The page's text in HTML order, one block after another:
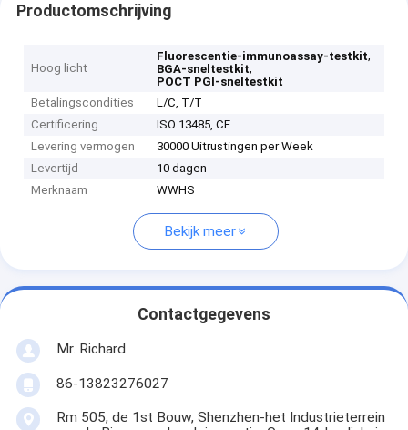
Productomschrijving
Hoog licht
Fluorescentie-immunoassay-testkit,
BGA-sneltestkit,
POCT PGI-sneltestkit
Betalingscondities
L/C, T/T
Certificering
ISO 13485, CE
Levering vermogen
30000 Uitrustingen per Week
Levertijd
10 dagen
Merknaam
WWHS
Bekijk meer
Contactgegevens
Mr. Richard
86-13823276027
Rm 505, de 1st Bouw, Shenzhen-het Industrieterrein